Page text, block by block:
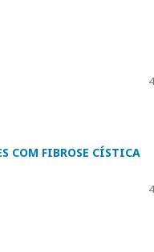
COM FIBROSE CÍSTICA